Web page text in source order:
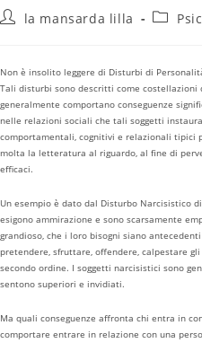
la mansarda lilla
Non è insolito leggere di Disturbi di
Tali disturbi sono descritti come costellazioni
generalmente comportano conseguenze
nelle relazioni sociali che tali soggetti
comportamentali, cognitivi e relazionali tipici
molta la letteratura al riguardo, al fine di
efficaci.
Un esempio è dato dal Disturbo Narcisistico
esigono ammirazione e sono scarsamente
grandioso, che i loro bisogni siano
pretendere, sfruttare, offendere, calpestare
secondo ordine. I soggetti narcisistici sono
sentono superiori e invidiati.
Ma quali conseguenze affronta chi entra in
comportare entrare in relazione con una